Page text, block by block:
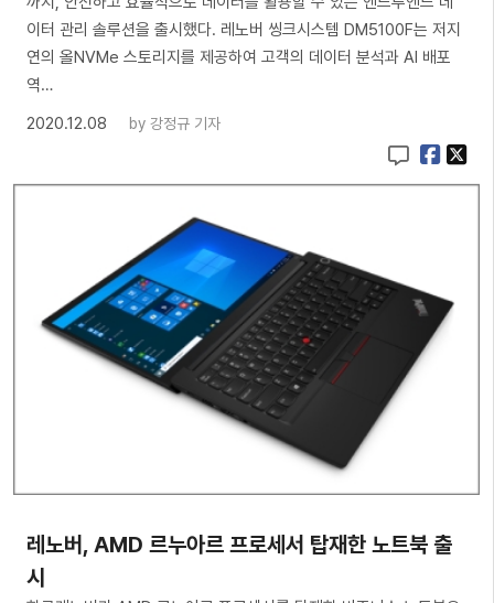
이터 관리 솔루션을 출시했다. 레노버 씽크시스템 DM5100F는 저지
연의 올NVMe 스토리지를 제공하여 고객의 데이터 분석과 AI 배포
역…
2020.12.08
by 강정규 기자
레노버, AMD 르누아르 프로세서 탑재한 노트북 출
시